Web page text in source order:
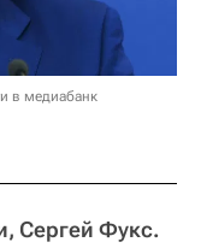
в медиабанк
Сергей Фукс.